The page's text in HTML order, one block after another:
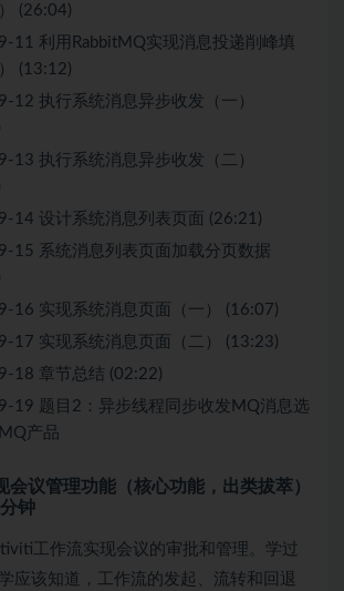
(26:04)
9-11 利用RabbitMQ实现消息投递削峰填
(13:12)
9-12 执行系统消息异步收发（一）
9-13 执行系统消息异步收发（二）
9-14 设计系统消息列表页面 (26:21)
9-15 系统消息列表页面加载分页数据
9-16 实现系统消息页面（一） (16:07)
9-17 实现系统消息页面（二） (13:23)
9-18 章节总结 (02:22)
9-19 题目2：异步线程同步收发MQ消息选
产品
会议管理功能（核心功能，出类拔萃）
钟
工作流实现会议的审批和管理。学过
应该知道，工作流的发起、流转和回退